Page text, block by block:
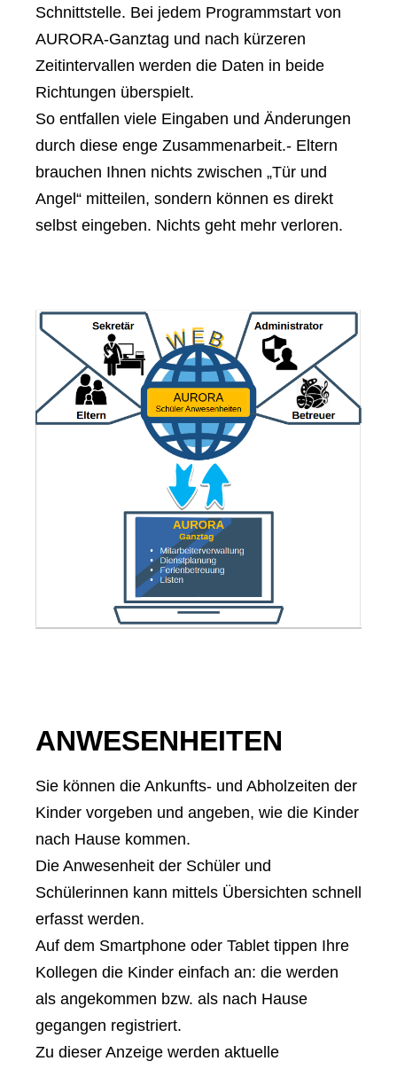
Schnittstelle. Bei jedem Programmstart von
AURORA-Ganztag und nach kürzeren
Zeitintervallen werden die Daten in beide
Richtungen überspielt.
So entfallen viele Eingaben und Änderungen
durch diese enge Zusammenarbeit.- Eltern
brauchen Ihnen nichts zwischen „Tür und
Angel“ mitteilen, sondern können es direkt
selbst eingeben. Nichts geht mehr verloren.
ANWESENHEITEN
Sie können die Ankunfts- und Abholzeiten der
Kinder vorgeben und angeben, wie die Kinder
nach Hause kommen.
Die Anwesenheit der Schüler und
Schülerinnen kann mittels Übersichten schnell
erfasst werden.
Auf dem Smartphone oder Tablet tippen Ihre
Kollegen die Kinder einfach an: die werden
als angekommen bzw. als nach Hause
gegangen registriert.
Zu dieser Anzeige werden aktuelle